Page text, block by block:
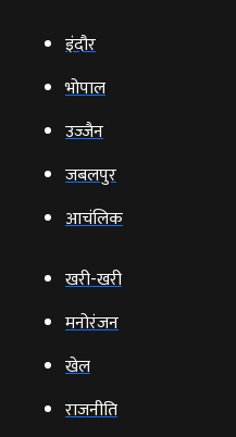
इंदौर
भोपाल
उज्‍जैन
जबलपुर
आचंलिक
खरी-खरी
मनोरंजन
खेल
राजनीति